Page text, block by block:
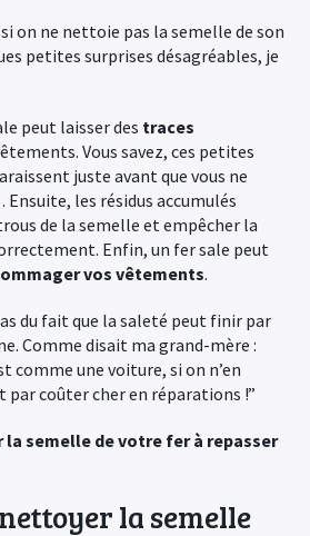
on ne nettoie pas la semelle de son
petites surprises désagréables, je
peut laisser des traces
Vous savez, ces petites
juste avant que vous ne
les résidus accumulés
de la semelle et empêcher la
Enfin, un fer sale peut
vos vêtements.
du fait que la saleté peut finir par
Comme disait ma grand-mère :
comme une voiture, si on n’en
par coûter cher en réparations !”
semelle de votre fer à repasser
la semelle